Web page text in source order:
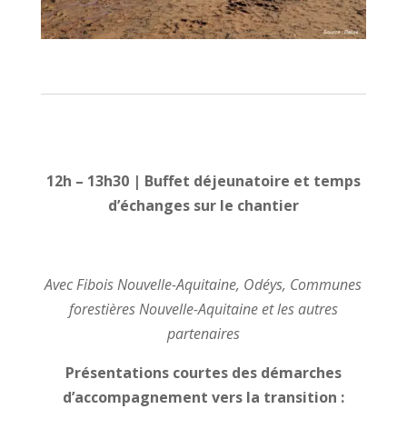
12h – 13h30 | Buffet déjeunatoire et temps
d’échanges sur le chantier
AvecFibois Nouvelle-Aquitaine, Odéys, Communes
forestières Nouvelle-Aquitaine et les autres
partenaires
Présentations courtes des démarches
d’accompagnement vers la transition :